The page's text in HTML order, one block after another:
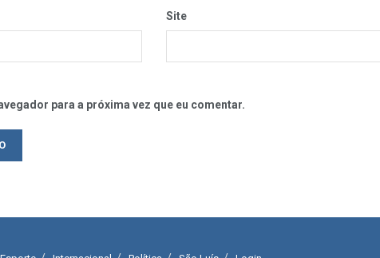
Site
para a próxima vez que eu comentar.